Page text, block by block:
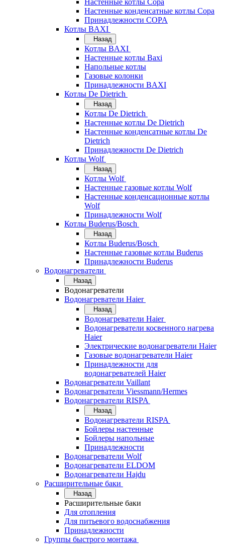
Настенные котлы Copa
Настенные конденсатные котлы Copa
Принадлежности COPA
Котлы BAXI
Назад
Котлы BAXI
Настенные котлы Baxi
Напольные котлы
Газовые колонки
Принадлежности BAXI
Котлы De Dietrich
Назад
Котлы De Dietrich
Настенные котлы De Dietrich
Настенные конденсатные котлы De
Dietrich
Принадлежности De Dietrich
Котлы Wolf
Назад
Котлы Wolf
Настенные газовые котлы Wolf
Настенные конденсационные котлы
Wolf
Принадлежности Wolf
Котлы Buderus/Bosch
Назад
Котлы Buderus/Bosch
Настенные газовые котлы Buderus
Принадлежности Buderus
Водонагреватели
Назад
Водонагреватели
Водонагреватели Haier
Назад
Водонагреватели Haier
Водонагреватели косвенного нагрева
Haier
Электрические водонагреватели Haier
Газовые водонагреватели Haier
Принадлежности для
водонагревателей Haier
Водонагреватели Vaillant
Водонагреватели Viessmann/Hermes
Водонагреватели RISPA
Назад
Водонагреватели RISPA
Бойлеры настенные
Бойлеры напольные
Принадлежности
Водонагреватели Wolf
Водонагреватели ELDOM
Водонагреватели Hajdu
Расширительные баки
Назад
Расширительные баки
Для отопления
Для питьевого водоснабжения
Принадлежности
Группы быстрого монтажа